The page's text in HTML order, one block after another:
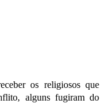
os religiosos que
alguns fugiram do